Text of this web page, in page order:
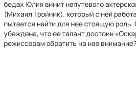
бедах Юлия винит непутевого
(Михаил Тройник), который с ней
пытается найти для нее стоящую роль.
убеждена, что ее талант достоин
режиссерам обратить на нее внимание?